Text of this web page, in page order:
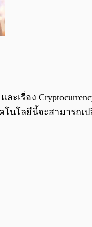
ละเรื่อง
โนโลยีนี้จะสามารถเ